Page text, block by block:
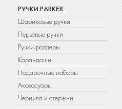
РУЧКИ PARKER
Шариковые ручки
Перьевые ручки
Ручки-роллеры
Карандаши
Подарочные наборы
Аксессуары
Чернила и стержни